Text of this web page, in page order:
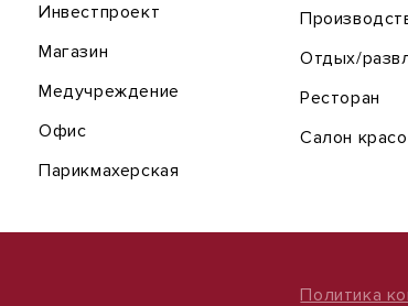
Инвестпроект
Магазин
Медучреждение
Офис
Парикмахерская
Отдых/
Ресторан
Салон
Политика